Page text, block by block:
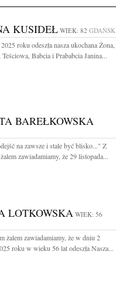
KUSIDEŁ WIEK: 82 GDAŃSK
roku odeszła nasza ukochana Żona,
Babcia i Prababcia Janina...
BAREŁKOWSKA
na zawsze i stale być blisko..." Z
zawiadamiamy, że 29 listopada...
LOTKOWSKA WIEK: 56
żalem zawiadamiamy, że w dniu 2
roku w wieku 56 lat odeszła Nasza...